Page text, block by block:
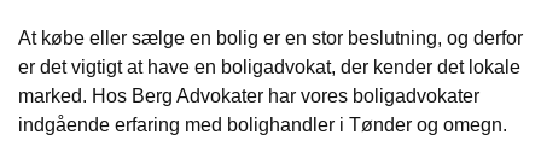
At købe eller sælge en bolig er en stor beslutning, og derfor
er det vigtigt at have en boligadvokat, der kender det lokale
marked. Hos Berg Advokater har vores boligadvokater
indgående erfaring med bolighandler i Tønder og omegn.